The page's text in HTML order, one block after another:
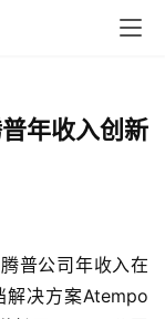
年收入创新
普公司年收入在
解决方案Atempo